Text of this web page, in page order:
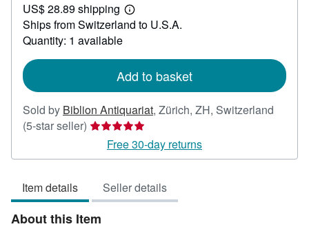
297.60
US$ 28.89 shipping
Learn
more
Ships from Switzerland to U.S.A.
Quantity: 1 available
Add to basket
Sold by Biblion Antiquariat, Zürich, ZH, Switzerland
(5-star seller) Seller
rating
5
5
stars
Free 30-day returns
Item details Seller details
About this Item